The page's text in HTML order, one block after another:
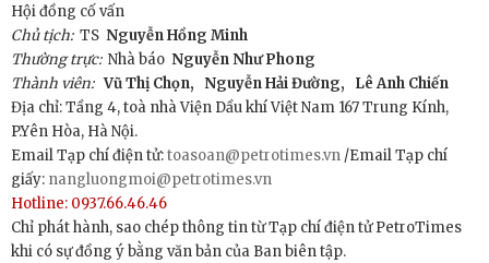
Hội đồng cố vấn
Chủ tịch:TS Nguyễn Hồng Minh
Thường trực: Nhà báo Nguyễn Như Phong
Thành viên: Vũ Thị Chọn, Nguyễn Hải Đường,
Lê Anh Chiến
Địa chỉ: Tầng 4, toà nhà Viện Dầu khí Việt Nam 167 Trung Kính,
P.Yên Hòa, Hà Nội.
Email Tạp chí điện tử:toasoan@petrotimes.vn/Email Tạp chí
giấy: nangluongmoi@petrotimes.vn
Hotline: 0937.66.46.46
Chỉ phát hành, sao chép thông tin từ Tạp chí điện tử PetroTimes
khi có sự đồng ý bằng văn bản của Ban biên tập.